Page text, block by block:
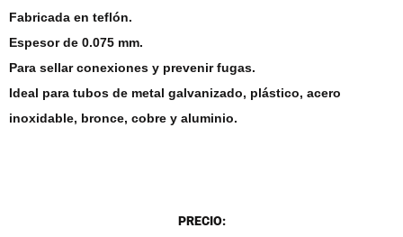
Fabricada en teflón.
Espesor de 0.075 mm.
Para sellar conexiones y prevenir fugas.
Ideal para tubos de metal galvanizado, plástico, acero
inoxidable, bronce, cobre y aluminio.
PRECIO: